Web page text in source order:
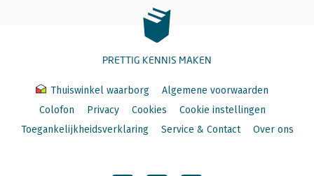
PRETTIG KENNIS MAKEN
Thuiswinkel waarborg
Algemene voorwaarden
Colofon
Privacy Cookies
Cookie instellingen
Toegankelijkheidsverklaring
Service & Contact Over ons